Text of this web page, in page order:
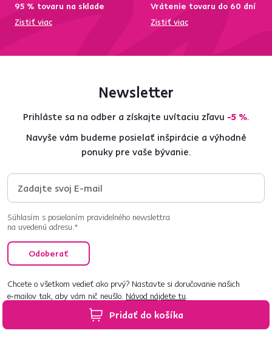
Pridať do košíka
95 % tovaru na sklade
Zistiť viac
Vrátenie tovaru do 60 dní
Zistiť viac
Newsletter
Prihláste sa na odber a získajte uvítaciu zľavu -5 %.
Navyše vám budeme posielať inšpirácie a výhodné
ponuky pre vaše bývanie.
Súhlasím s posielaním pravidelného newslettra
na uvedenú adresu.*
Odoberať
Chcete o všetkom vedieť ako prvý? Nastavte si doručovanie našich
e‑mailov tak, aby vám nič neušlo. Návod nájdete tu.